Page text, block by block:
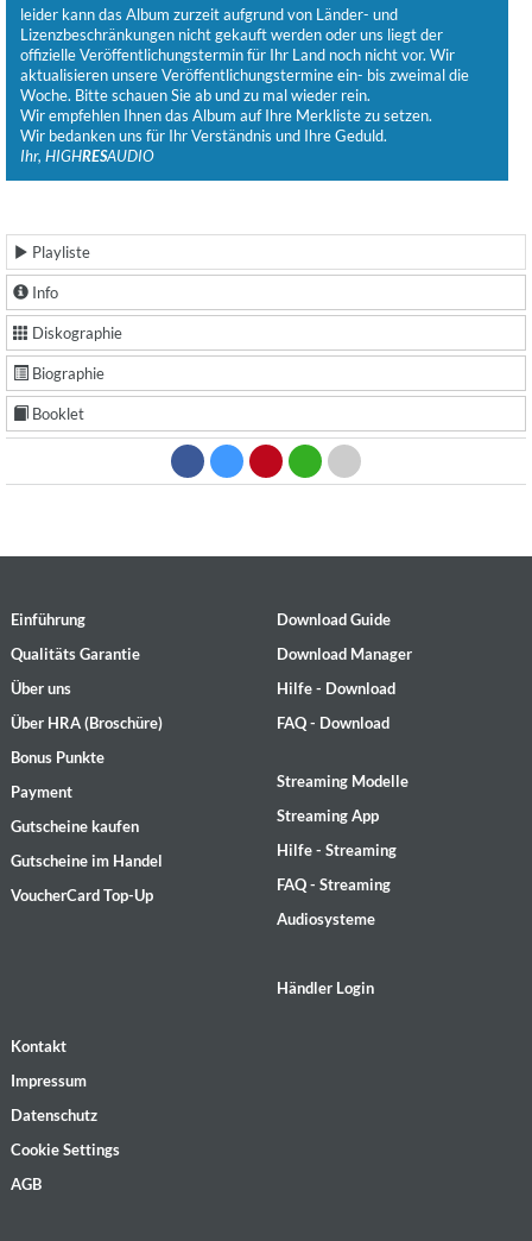
leider kann das Album zurzeit aufgrund von Länder- und
Lizenzbeschränkungen nicht gekauft werden oder uns liegt der
offizielle Veröffentlichungstermin für Ihr Land noch nicht vor. Wir
aktualisieren unsere Veröffentlichungstermine ein- bis zweimal die
Woche. Bitte schauen Sie ab und zu mal wieder rein.
Wir empfehlen Ihnen das Album auf Ihre Merkliste zu setzen.
Wir bedanken uns für Ihr Verständnis und Ihre Geduld.
Ihr, HIGHRESAUDIO
Playliste
Info
Diskographie
Biographie
Booklet
Einführung
Qualitäts Garantie
Über uns
Über HRA (Broschüre)
Bonus Punkte
Payment
Gutscheine kaufen
Gutscheine im Handel
VoucherCard Top-Up
Download Guide
Download Manager
Hilfe - Download
FAQ - Download
Streaming Modelle
Streaming App
Hilfe - Streaming
FAQ - Streaming
Audiosysteme
Händler Login
Kontakt
Impressum
Datenschutz
Cookie Settings
AGB